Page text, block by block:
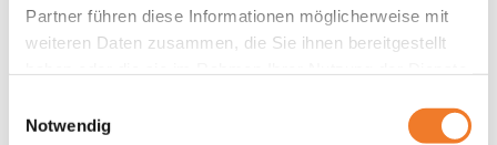
Partner führen diese Informationen möglicherweise mit
weiteren Daten zusammen, die Sie ihnen bereitgestellt
Notwendig